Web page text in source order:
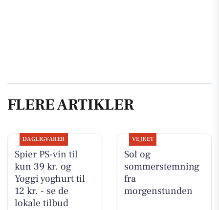
FLERE ARTIKLER
DAGLIGVARER
Spier PS-vin til
kun 39 kr. og
Yoggi yoghurt til
12 kr. - se de
lokale tilbud
VEJRET
Sol og
sommerstemning
fra
morgenstunden